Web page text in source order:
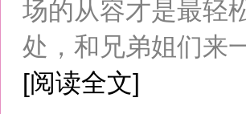
市的人“加油补给”。...[阅
作者：杭州美食小吃